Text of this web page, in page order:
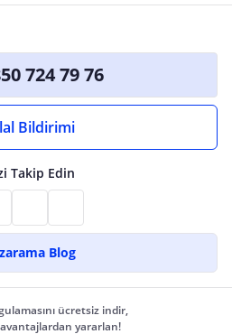
724 79 76
Bildirimi
Takip Edin
Blog
ücretsiz indir,
yararlan!